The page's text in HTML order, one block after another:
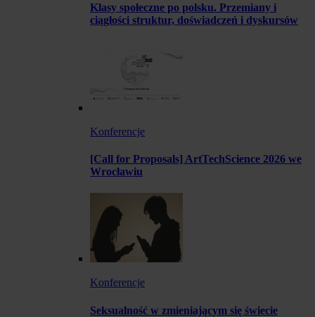
Klasy społeczne po polsku. Przemiany i
ciągłości struktur, doświadczeń i dyskursów
Konferencje
[Call for Proposals] ArtTechScience 2026 we
Wrocławiu
Konferencje
Seksualność w zmieniającym się świecie